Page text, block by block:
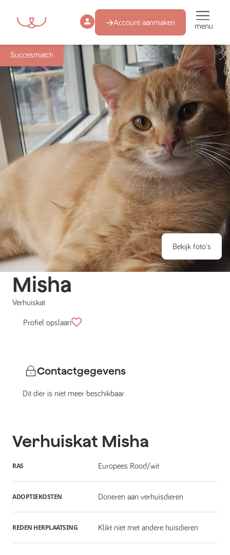
Account aanmaken menu
Succesmatch
Bekijk foto's
Misha
Verhuiskat
Profiel opslaan
Contactgegevens
Dit dier is niet meer beschikbaar
Verhuiskat Misha
RAS Europees Rood/wit
ADOPTIEKOSTEN Doneren aan verhuisdieren
REDEN HERPLAATSING Klikt niet met andere huisdieren